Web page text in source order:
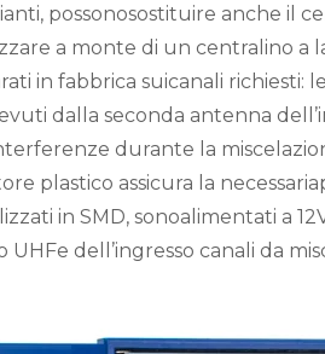
possonosostituire anche il
a monte di un centralino a
in fabbrica suicanali richiesti:
dalla seconda antenna
durante la
plastico assicura la
in SMD, sonoalimentati a
UHFe dell’ingresso canali da